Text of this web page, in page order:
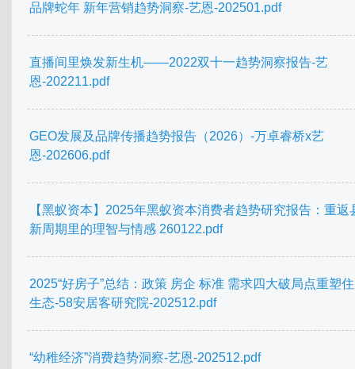
品牌蛇年 新年营销趋势洞察-艺恩-202501.pdf
直播间里焕发新生机——2022双十一趋势洞察报告-艺
恩-202211.pdf
GEO发展及品牌传播趋势报告（2026）-万卓睿桥x艺
恩-202606.pdf
【黑蚁资本】2025年黑蚁资本消费者趋势研究报告：重返
新周期里的理智与情感 260122.pdf
2025“好房子”总结：政策 房企 标准 需求四大破局点重塑
生态-58安居客研究院-202512.pdf
“幼稚经济”消费趋势洞察-艺恩-202512.pdf